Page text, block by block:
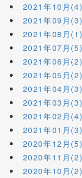
2021年10月(4)
2021年09月(3)
2021年08月(1)
2021年07月(5)
2021年06月(2)
2021年05月(2)
2021年04月(3)
2021年03月(3)
2021年02月(4)
2021年01月(3)
2020年12月(5)
2020年11月(2)
2020年10月(2)